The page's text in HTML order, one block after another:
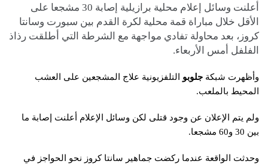
أعلنت وسائل إعلام محلية برازيلية إصابة 30 مشجعا على
الأقل خلال مباراة قمة محلية لكرة القدم بين سبورت وسانتا
كروز، بعد محاولة تفادي مواجهة مع الشرطة التي أطلقت رذاذ
الفلفل أمس الأربعاء.
وأظهرت شبكة جلوبو التلفزيونية علاج المشجعين على العشب
المحيط بالملعب.
ولم يتم الإعلان عن وجود قتلى لكن وسائل الإعلام أعلنت إصابة ما
بين 30 و60 مشجعا.
وحدثت الواقعة عندما ركضت جماهير سانتا كروز نحو الحواجز في